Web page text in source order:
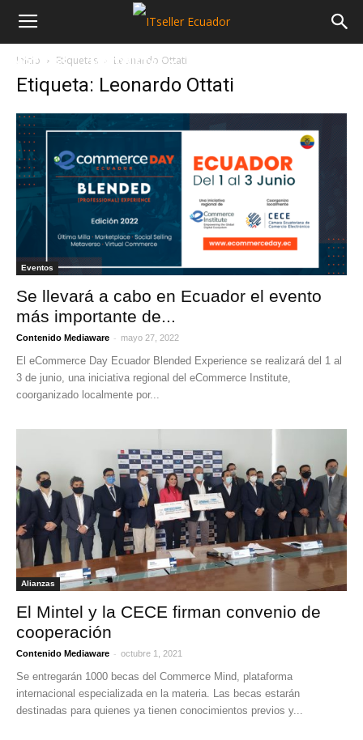
NOTICIAS MAYORISTAS
Inicio Etiquetas Leonardo Ottati
Etiqueta: Leonardo Ottati
Eventos
Se llevará a cabo en Ecuador el evento
más importante de...
Contenido Mediaware - mayo 27, 2022
El eCommerce Day Ecuador Blended Experience se realizará del 1 al
3 de junio, una iniciativa regional del eCommerce Institute,
coorganizado localmente por...
Alianzas
El Mintel y la CECE firman convenio de
cooperación
Contenido Mediaware - octubre 1, 2021
Se entregarán 1000 becas del Commerce Mind, plataforma
internacional especializada en la materia. Las becas estarán
destinadas para quienes ya tienen conocimientos previos y...